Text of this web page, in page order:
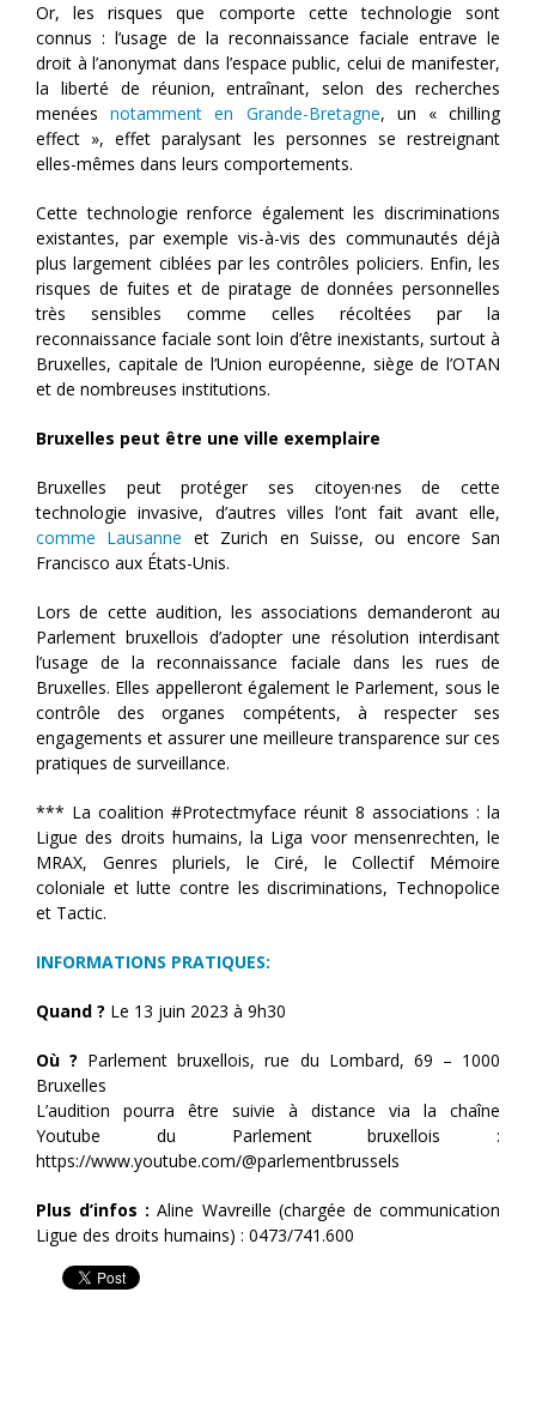
Or, les risques que comporte cette technologie sont
connus : l’usage de la reconnaissance faciale entrave le
droit à l’anonymat dans l’espace public, celui de manifester,
la liberté de réunion, entraînant, selon des recherches
menées notamment en Grande-Bretagne, un « chilling
effect », effet paralysant les personnes se restreignant
elles-mêmes dans leurs comportements.
Cette technologie renforce également les discriminations
existantes, par exemple vis-à-vis des communautés déjà
plus largement ciblées par les contrôles policiers. Enfin, les
risques de fuites et de piratage de données personnelles
très sensibles comme celles récoltées par la
reconnaissance faciale sont loin d’être inexistants, surtout à
Bruxelles, capitale de l’Union européenne, siège de l’OTAN
et de nombreuses institutions.
Bruxelles peut être une ville exemplaire
Bruxelles peut protéger ses citoyen·nes de cette
technologie invasive, d’autres villes l’ont fait avant elle,
comme Lausanne et Zurich en Suisse, ou encore San
Francisco aux États-Unis.
Lors de cette audition, les associations demanderont au
Parlement bruxellois d’adopter une résolution interdisant
l’usage de la reconnaissance faciale dans les rues de
Bruxelles. Elles appelleront également le Parlement, sous le
contrôle des organes compétents, à respecter ses
engagements et assurer une meilleure transparence sur ces
pratiques de surveillance.
*** La coalition #Protectmyface réunit 8 associations : la
Ligue des droits humains, la Liga voor mensenrechten, le
MRAX, Genres pluriels, le Ciré, le Collectif Mémoire
coloniale et lutte contre les discriminations, Technopolice
et Tactic.
INFORMATIONS PRATIQUES:
Quand ? Le 13 juin 2023 à 9h30
Où ? Parlement bruxellois, rue du Lombard, 69 – 1000
Bruxelles
L’audition pourra être suivie à distance via la chaîne
Youtube du Parlement bruxellois :
https://www.youtube.com/@parlementbrussels
Plus d’infos : Aline Wavreille (chargée de communication
Ligue des droits humains) : 0473/741.600